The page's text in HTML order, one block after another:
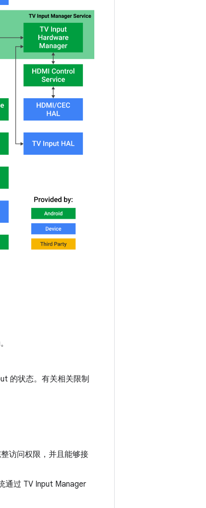
的状态。有关相关限制
访问权限，并且能够接
通过 TV Input Manager